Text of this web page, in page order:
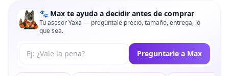
🐾 Max te ayuda a decidir antes de comprar
Tu asesor Yaxa — pregúntale precio, tamaño, entrega, lo
que sea.
Tu pregunta a Max Preguntarle a Max